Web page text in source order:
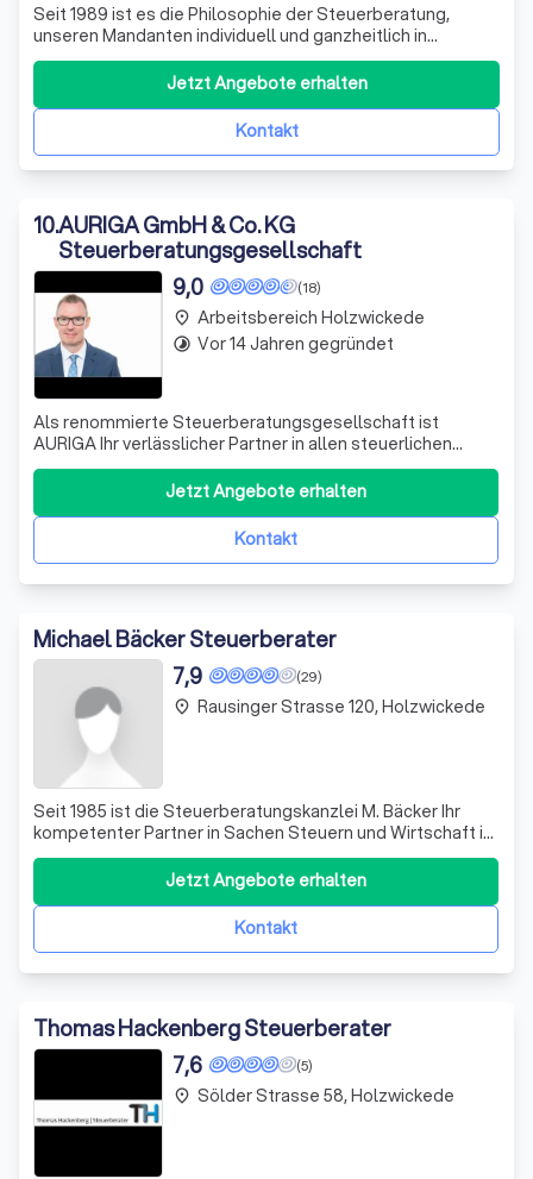
Seit 1989 ist es die Philosophie der Steuerberatung,
unseren Mandanten individuell und ganzheitlich in
betriebswirtschaftlichen und steuerrechtlichen
Beratungs- und Dienstleistungsfragen zur Seite zu
stehen. Gemeinsam finden wir für Sie eine optimale
Lösung.
Kontakt
Jetzt Angebote erhalten
10.AURIGA GmbH & Co. KG
Steuerberatungsgesellschaft
(18)
9,0
Als renommierte Steuerberatungsgesellschaft ist
AURIGA Ihr verlässlicher Partner in allen steuerlichen
Angelegenheiten. Wir verstehen uns als unabhängiges
Organ der Steuerrechtspflege und sind stets auf dem
neuesten Stand der ständig wechselnden
Steuergesetzgebung. Unser Ziel ist es, die Interessen
Kontakt
Jetzt Angebote erhalten
place Arbeitsbereich Holzwickede
timelapse Vor 14 Jahren gegründet
Michael Bäcker Steuerberater
(29)
7,9
Seit 1985 ist die Steuerberatungskanzlei M. Bäcker Ihr
kompetenter Partner in Sachen Steuern und Wirtschaft im
Kreis Unna. Mit unserem spezifischen Fachwissen
navigieren wir Sie sicher durch den immer komplexer
werdenden "Steuerdschungel". Als Steuerberater,
Betriebswirte (VWA) und Diplomkaufleute v
Kontakt
Jetzt Angebote erhalten
place Rausinger Strasse 120, Holzwickede
Thomas Hackenberg Steuerberater
(5)
7,6
place Sölder Strasse 58, Holzwickede